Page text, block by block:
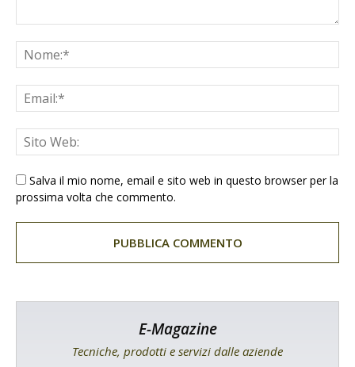
Salva il mio nome, email e sito web in questo browser per la
prossima volta che commento.
E-Magazine
Tecniche, prodotti e servizi dalle aziende